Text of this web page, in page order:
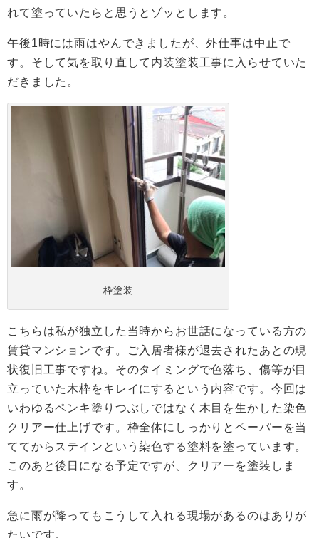
れて塗っていたらと思うとゾッとします。
午後1時には雨はやんできましたが、外仕事は中止で
す。そして気を取り直して内装塗装工事に入らせていた
だきました。
枠塗装
こちらは私が独立した当時からお世話になっている方の
賃貸マンションです。ご入居者様が退去されたあとの現
状復旧工事ですね。そのタイミングで色落ち、傷等が目
立っていた木枠をキレイにするという内容です。今回は
いわゆるペンキ塗りつぶしではなく木目を生かした染色
クリアー仕上げです。枠全体にしっかりとペーパーを当
ててからステインという染色する塗料を塗っています。
このあと後日になる予定ですが、クリアーを塗装しま
す。
急に雨が降ってもこうして入れる現場があるのはありが
たいです。